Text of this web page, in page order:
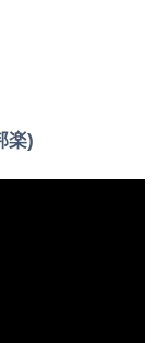
楽)